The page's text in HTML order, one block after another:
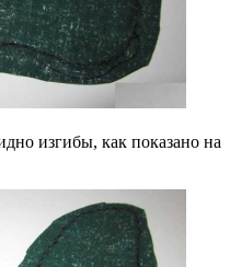
изгибы, как показано на